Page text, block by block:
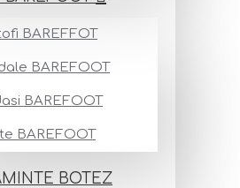
BAREFFOT
BAREFOOT
BAREFOOT
BAREFOOT
BOTEZ